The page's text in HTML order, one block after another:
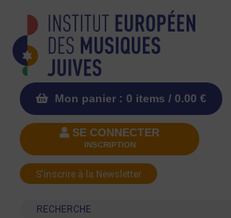
Mon panier : 0 items / 0.00 €
SE CONNECTER
INSCRIPTION
S'inscrire à la Newsletter
Recherche